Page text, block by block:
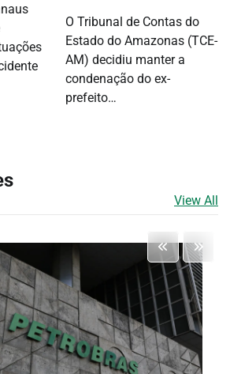
O Tribunal de Contas do
Estado do Amazonas (TCE-
AM) decidiu manter a
condenação do ex-
prefeito…
View All